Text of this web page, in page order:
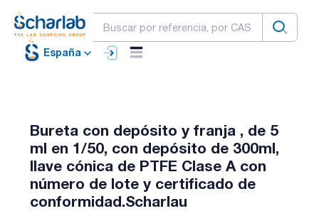
España
Bureta con depósito y franja , de 5
ml en 1/50, con depósito de 300ml,
llave cónica de PTFE Clase A con
número de lote y certificado de
conformidad.Scharlau